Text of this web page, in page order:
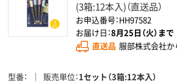
(3箱:12本入)（直送品）
お申込番号：HH97582
お届け日：8月25日（火）まで
直送品 服部株式会社か
型番 販売単位 1セット（3箱:12本入）